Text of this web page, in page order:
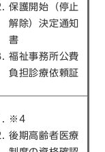
保護開始（停止
解除）決定通知
書
福祉事務所公費
負担診療依頼証
※4
後期高齢者医療